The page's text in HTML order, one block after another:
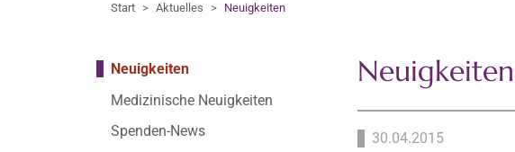
Start Aktuelles Neuigkeiten
Neuigkeiten
Medizinische Neuigkeiten
Spenden-News
Neuigkeiten
30.04.2015